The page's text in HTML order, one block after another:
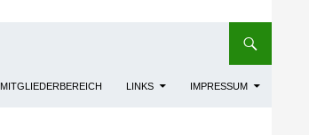
MITGLIEDERBEREICH LINKS IMPRESSUM